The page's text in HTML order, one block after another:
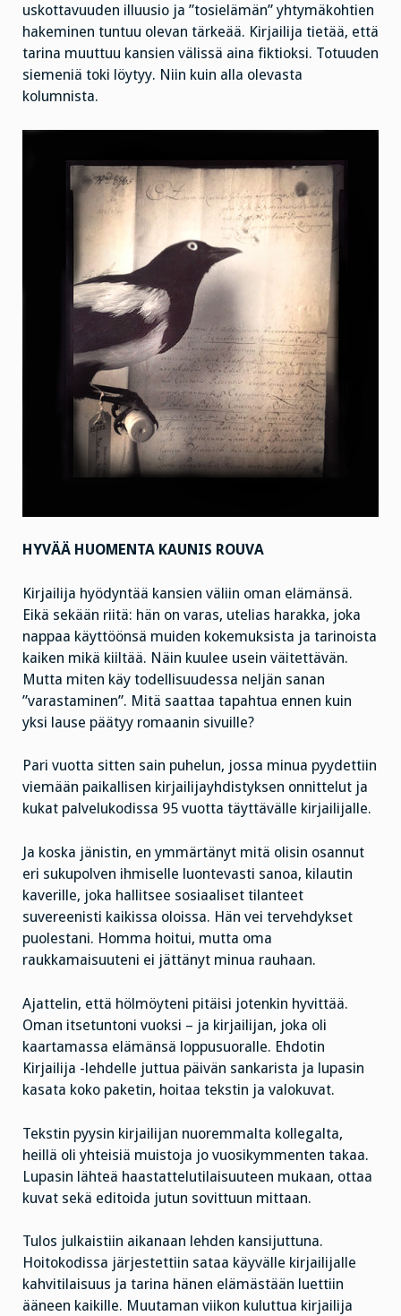
uskottavuuden illuusio ja ”tosielämän” yhtymäkohtien
hakeminen tuntuu olevan tärkeää. Kirjailija tietää, että
tarina muuttuu kansien välissä aina fiktioksi. Totuuden
siemeniä toki löytyy. Niin kuin alla olevasta
kolumnista.
HYVÄÄ HUOMENTA KAUNIS ROUVA
Kirjailija hyödyntää kansien väliin oman elämänsä.
Eikä sekään riitä: hän on varas, utelias harakka, joka
nappaa käyttöönsä muiden kokemuksista ja tarinoista
kaiken mikä kiiltää. Näin kuulee usein väitettävän.
Mutta miten käy todellisuudessa neljän sanan
”varastaminen”. Mitä saattaa tapahtua ennen kuin
yksi lause päätyy romaanin sivuille?
Pari vuotta sitten sain puhelun, jossa minua pyydettiin
viemään paikallisen kirjailijayhdistyksen onnittelut ja
kukat palvelukodissa 95 vuotta täyttävälle kirjailijalle.
Ja koska jänistin, en ymmärtänyt mitä olisin osannut
eri sukupolven ihmiselle luontevasti sanoa, kilautin
kaverille, joka hallitsee sosiaaliset tilanteet
suvereenisti kaikissa oloissa. Hän vei tervehdykset
puolestani. Homma hoitui, mutta oma
raukkamaisuuteni ei jättänyt minua rauhaan.
Ajattelin, että hölmöyteni pitäisi jotenkin hyvittää.
Oman itsetuntoni vuoksi – ja kirjailijan, joka oli
kaartamassa elämänsä loppusuoralle. Ehdotin
Kirjailija -lehdelle juttua päivän sankarista ja lupasin
kasata koko paketin, hoitaa tekstin ja valokuvat.
Tekstin pyysin kirjailijan nuoremmalta kollegalta,
heillä oli yhteisiä muistoja jo vuosikymmenten takaa.
Lupasin lähteä haastattelutilaisuuteen mukaan, ottaa
kuvat sekä editoida jutun sovittuun mittaan.
Tulos julkaistiin aikanaan lehden kansijuttuna.
Hoitokodissa järjestettiin sataa käyvälle kirjailijalle
kahvitilaisuus ja tarina hänen elämästään luettiin
ääneen kaikille. Muutaman viikon kuluttua kirjailija